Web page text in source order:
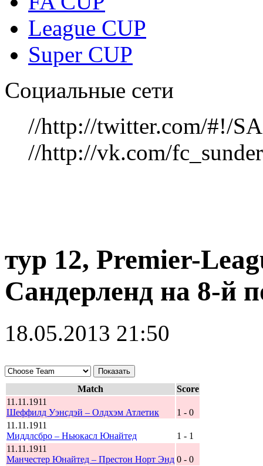
League CUP
Super CUP
Социальные сети
//http://twitter.com/#!/
//http://vk.com/
тур 12, Рremier-
Сандерленд на 8-й
18.05.2013 21:50
Match
Score
11.11.1911
Шеффилд Уэнсдэй – Олдхэм Атлетик
1 - 0
11.11.1911
Миддлсбро – Ньюкасл Юнайтед
1 - 1
11.11.1911
Манчестер Юнайтед – Престон Норт Энд 0 - 0